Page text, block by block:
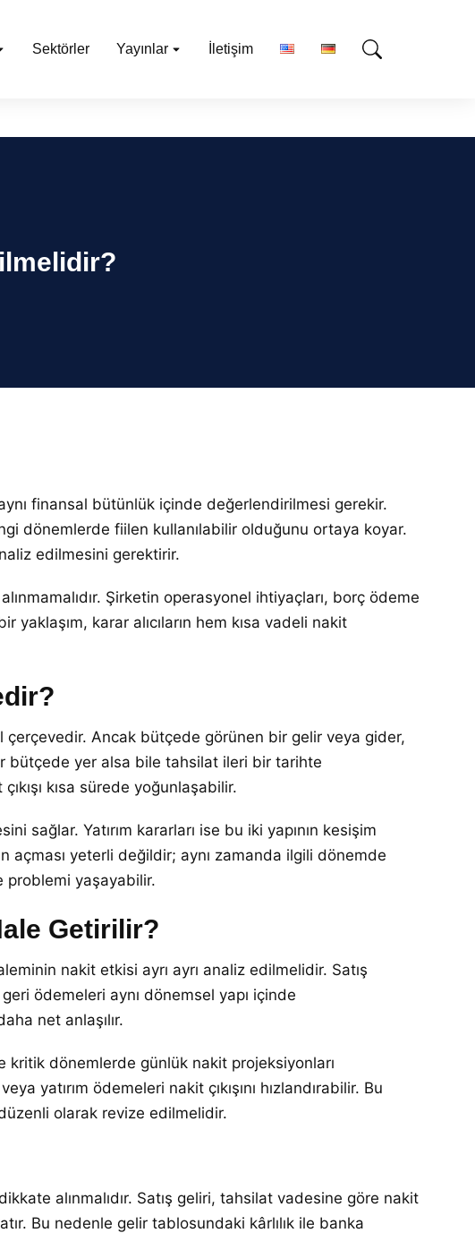
Sektörler Yayınlar İletişim
aynı finansal bütünlük içinde değerlendirilmesi gerekir.
dönemlerde fiilen kullanılabilir olduğunu ortaya koyar.
edilmesini gerektirir.
Şirketin operasyonel ihtiyaçları, borç ödeme
karar alıcıların hem kısa vadeli nakit
çerçevedir. Ancak bütçede görünen bir gelir veya gider,
bütçede yer alsa bile tahsilat ileri bir tarihte
kısa sürede yoğunlaşabilir.
sağlar. Yatırım kararları ise bu iki yapının kesişim
açması yeterli değildir; aynı zamanda ilgili dönemde
problemi yaşayabilir.
Getirilir?
nakit etkisi ayrı ayrı analiz edilmelidir. Satış
ödemeleri aynı dönemsel yapı içinde
net anlaşılır.
kritik dönemlerde günlük nakit projeksiyonları
yatırım ödemeleri nakit çıkışını hızlandırabilir. Bu
olarak revize edilmelidir.
alınmalıdır. Satış geliri, tahsilat vadesine göre nakit
Bu nedenle gelir tablosundaki kârlılık ile banka